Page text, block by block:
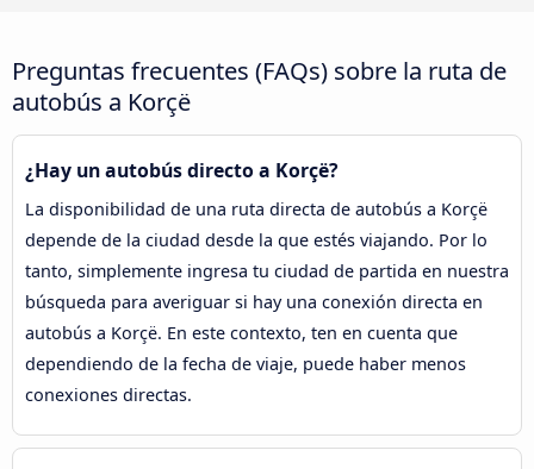
Preguntas frecuentes (FAQs) sobre la ruta de
autobús a Korçë
¿Hay un autobús directo a Korçë?
La disponibilidad de una ruta directa de autobús a Korçë
depende de la ciudad desde la que estés viajando. Por lo
tanto, simplemente ingresa tu ciudad de partida en nuestra
búsqueda para averiguar si hay una conexión directa en
autobús a Korçë. En este contexto, ten en cuenta que
dependiendo de la fecha de viaje, puede haber menos
conexiones directas.